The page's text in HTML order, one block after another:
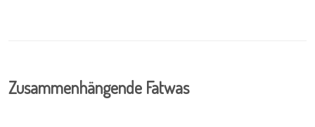
Zusammenhängende Fatwas